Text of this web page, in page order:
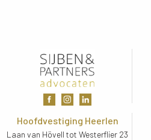
Hoofdvestiging Heerlen
Laan van Hövell tot Westerflier 23